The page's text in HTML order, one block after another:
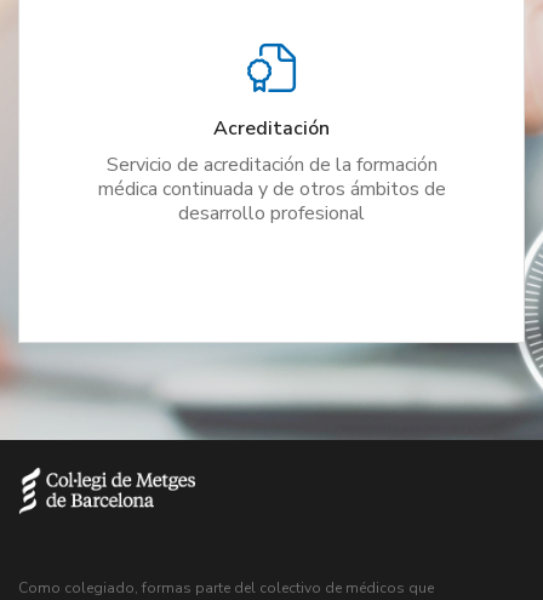
Acreditación
Servicio de acreditación de la formación
médica continuada y de otros ámbitos de
desarrollo profesional
Como colegiado, formas parte del colectivo de médicos que